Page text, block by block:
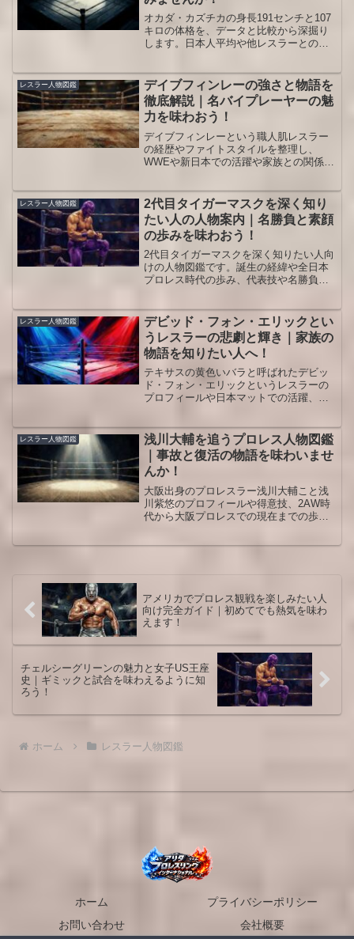
オカダ・カズチカの身長191センチと107
キロの体格を、データと比較から深掘り
します。日本人平均や他レスラーとの違
レスラー人物図鑑
デイブフィンレーの強さと物語を
徹底解説｜名バイプレーヤーの魅
力を味わおう！
デイブフィンレーという職人肌レスラー
の経歴やファイトスタイルを整理し、
WWEや新日本での活躍や家族との関係ま
ます。試合映像を見返す前に押さえてお
きたい背景だけをコンパクトにまとめて
います。
レスラー人物図鑑
2代目タイガーマスクを深く知り
たい人の人物案内｜名勝負と素顔
の歩みを味わおう！
2代目タイガーマスクを深く知りたい人向
けの人物図鑑です。誕生の経緯や全日本
プロレス時代の歩み、代表技や名勝負、
る視点をまとめます。レスラー人物図鑑
として基本データも確認できます。
レスラー人物図鑑
デビッド・フォン・エリックとい
うレスラーの悲劇と輝き｜家族の
物語を知りたい人へ！
テキサスの黄色いバラと呼ばれたデビッ
ド・フォン・エリックというレスラーの
プロフィールや日本マットでの活躍、早
観戦がもっと深く味わえるように解説し
ます。ファン歴が長い人も基礎から振り
返れます。
レスラー人物図鑑
浅川大輔を追うプロレス人物図鑑
｜事故と復活の物語を味わいませ
んか！
大阪出身のプロレスラー浅川大輔こと浅
川紫悠のプロフィールや得意技、2AW時
代から大阪プロレスでの現在までの歩
アメリカでプロレス観戦を楽しみたい人
向け完全ガイド｜初めてでも熱気を味わ
えます！
チェルシーグリーンの魅力と女子US王座
史｜ギミックと試合を味わえるように知
ろう！
ホーム レスラー人物図鑑
ホーム
プライバシーポリシー
お問い合わせ
会社概要